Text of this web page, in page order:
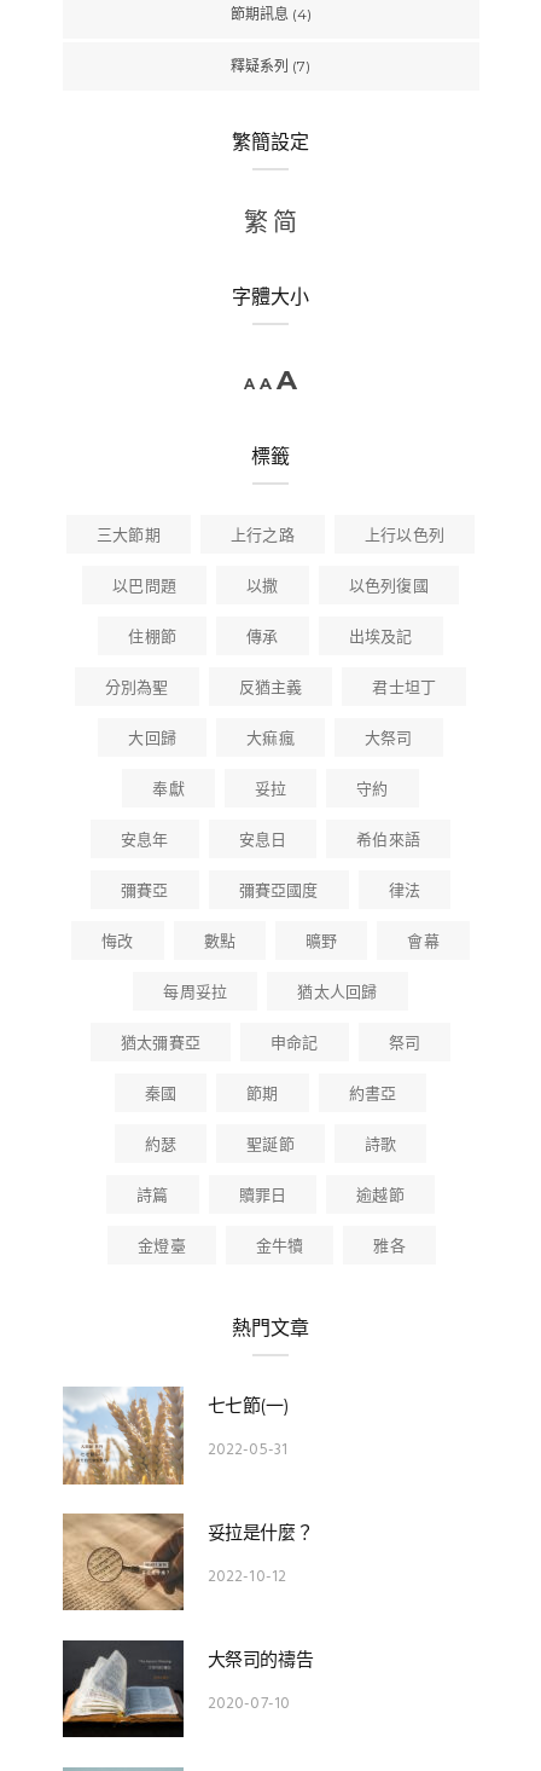
節期訊息 (4)
釋疑系列 (7)
繁簡設定
繁 简
字體大小
A A A
標籤
三大節期 上行之路
上行以色列
以巴問題
以撒
以色列復國
住棚節
傳承
出埃及記
分別為聖
反猶主義
君士坦丁
大回歸
大痲瘋
大祭司
奉獻
妥拉
守約
安息年
安息日
希伯來語
彌賽亞
彌賽亞國度
律法
悔改
數點 曠野
會幕
每周妥拉
猶太人回歸
猶太彌賽亞
申命記
祭司
秦國
節期
約書亞
約瑟
聖誕節
詩歌
詩篇
贖罪日
逾越節
金燈臺
金牛犢 雅各
熱門文章
七七節(一)
2022-05-31
妥拉是什麼？
2022-10-12
大祭司的禱告
2020-07-10